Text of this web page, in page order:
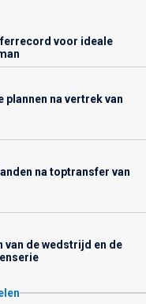
voor ideale
plannen na vertrek van
na toptransfer van
van de wedstrijd en de